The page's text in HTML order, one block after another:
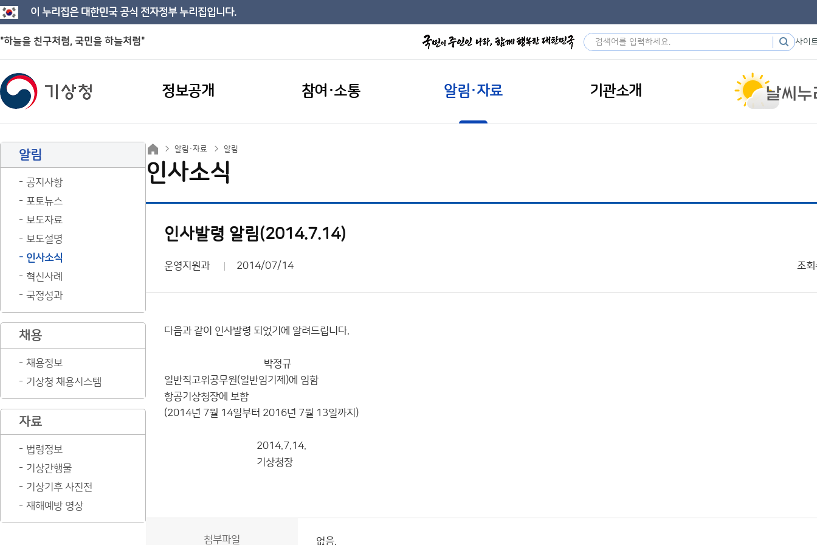
이 누리집은 대한민국 공식 전자정부 누리집입니다.
"하늘을 친구처럼, 국민을 하늘처럼" 사이
정보공개 참여·소통 알림·자료 기관소개
알림
공지사항
포토뉴스
보도자료
보도설명
인사소식
혁신사례
국정성과
채용
채용정보
기상청 채용시스템
자료
법령정보
기상간행물
기상기후 사진전
재해예방 영상
알림·자료 알림
인사소식
인사발령 알림(2014.7.14)
운영지원과 2014/07/14 조회
다음과 같이 인사발령 되었기에 알려드립니다.
박정규
일반직고위공무원(일반임기제)에 임함
항공기상청장에 보함
(2014년 7월 14일부터 2016년 7월 13일까지)
2014.7.14.
기상청장
첨부파일 없음.